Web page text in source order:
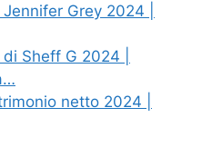
Grey 2024 |
Sheff G 2024 |
netto 2024 |